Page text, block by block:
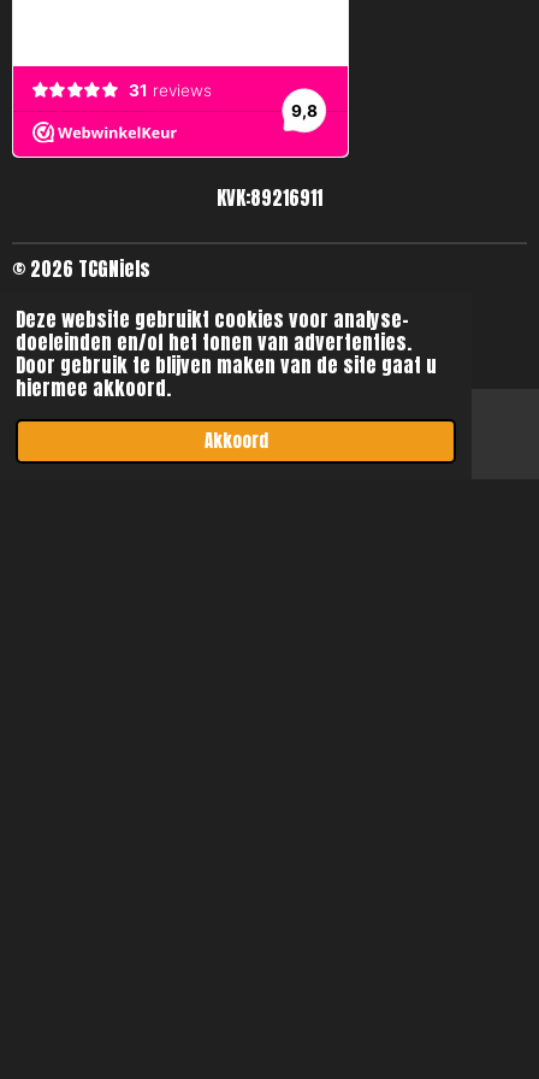
Deze website gebruikt cookies voor analyse-
doeleinden en/of het tonen van advertenties.
Door gebruik te blijven maken van de site gaat u
hiermee akkoord.
Akkoord
KVK:89216911
© 2026 TCGNiels